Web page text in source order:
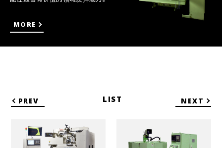
MORE
PREV LIST NEXT